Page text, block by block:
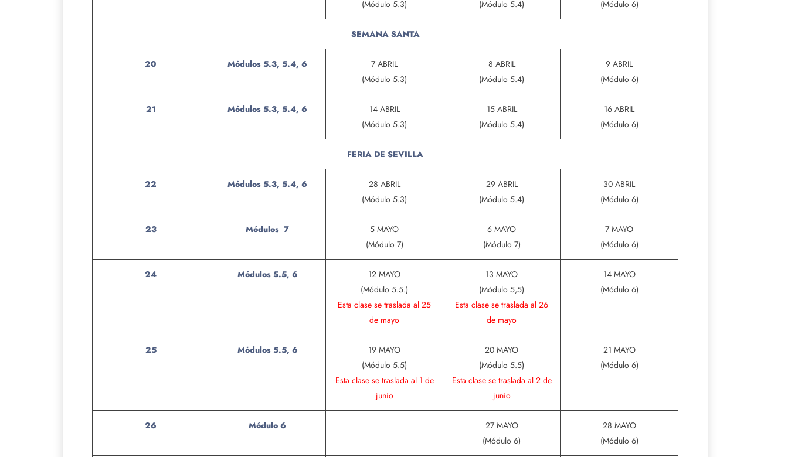
(Módulo 5.3)
(Módulo 5.4)
(Módulo 6)
SEMANA SANTA
20 Módulos 5.3, 5.4, 6
7 ABRIL
(Módulo 5.3)
8 ABRIL
(Módulo 5.4)
9 ABRIL
(Módulo 6)
21 Módulos 5.3, 5.4, 6
14 ABRIL
(Módulo 5.3)
15 ABRIL
(Módulo 5.4)
16 ABRIL
(Módulo 6)
FERIA DE SEVILLA
22 Módulos 5.3, 5.4, 6
28 ABRIL
(Módulo 5.3)
29 ABRIL
(Módulo 5.4)
30 ABRIL
(Módulo 6)
23 Módulos 7
5 MAYO
(Módulo 7)
6 MAYO
(Módulo 7)
7 MAYO
(Módulo 6)
24 Módulos 5.5, 6
12 MAYO
(Módulo 5.5.)
Esta clase se traslada al 25
de mayo
13 MAYO
(Módulo 5,5)
Esta clase se traslada al 26
de mayo
14 MAYO
(Módulo 6)
25 Módulos 5.5, 6
19 MAYO
(Módulo 5.5)
Esta clase se traslada al 1 de
junio
20 MAYO
(Módulo 5.5)
Esta clase se traslada al 2 de
junio
21 MAYO
(Módulo 6)
26 Módulo 6
27 MAYO
(Módulo 6)
28 MAYO
(Módulo 6)